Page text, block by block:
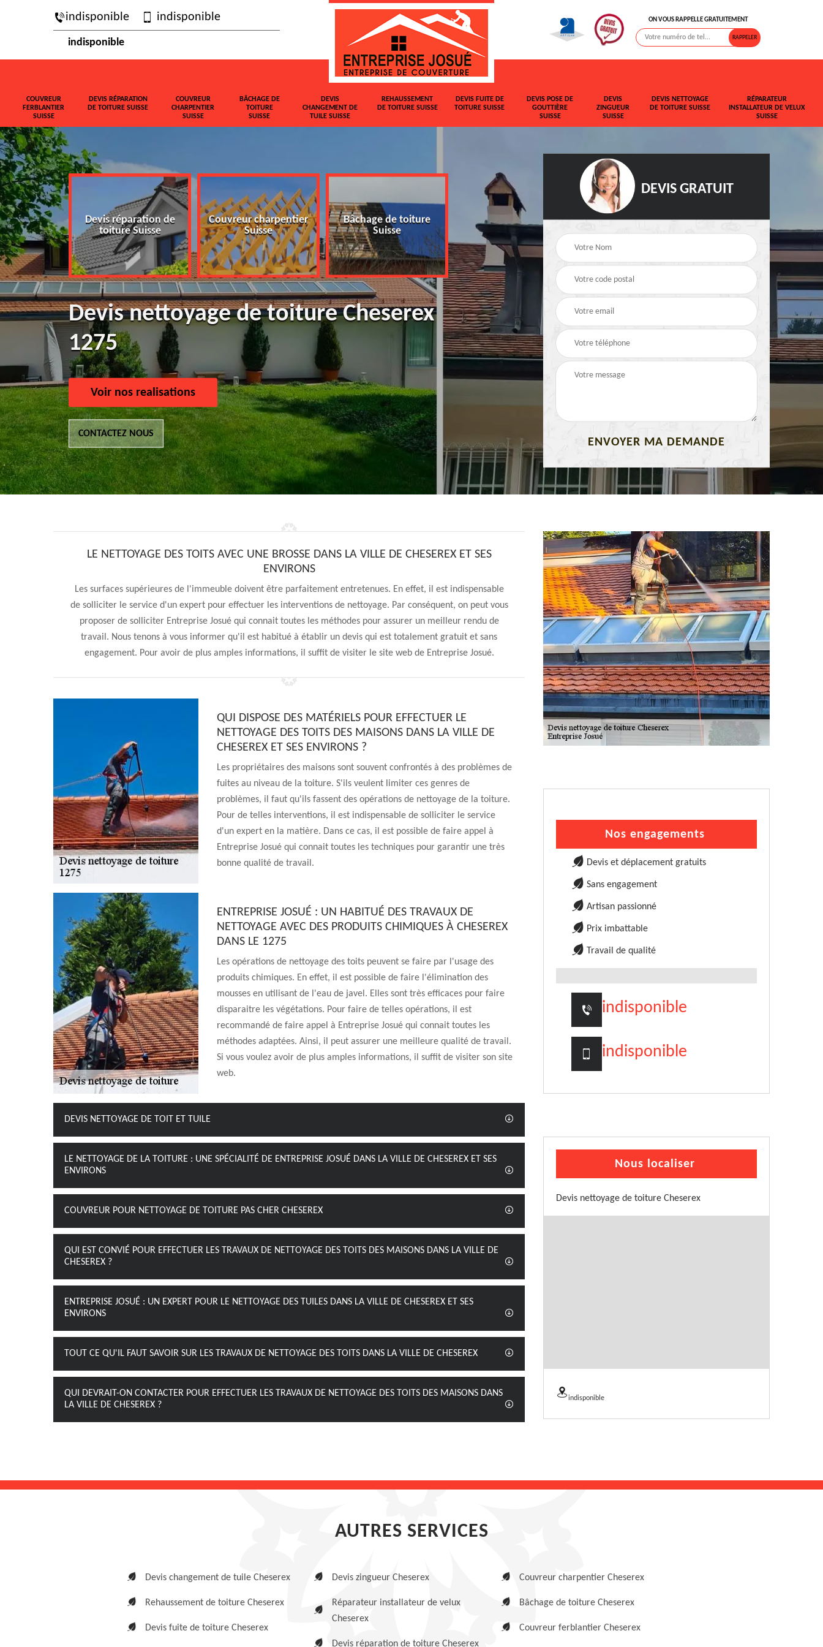
indisponible indisponible
indisponible
ON VOUS RAPPELLE GRATUITEMENT
COUVREUR
FERBLANTIER
SUISSE
DEVIS RÉPARATION
DE TOITURE SUISSE
COUVREUR
CHARPENTIER
SUISSE
BÂCHAGE DE
TOITURE
SUISSE
DEVIS
CHANGEMENT DE
TUILE SUISSE
REHAUSSEMENT
DE TOITURE SUISSE
DEVIS FUITE DE
TOITURE SUISSE
DEVIS POSE DE
GOUTTIÈRE
SUISSE
DEVIS
ZINGUEUR
SUISSE
DEVIS NETTOYAGE
DE TOITURE SUISSE
RÉPARATEUR
INSTALLATEUR DE VELUX
SUISSE
Devis réparation de
toiture Suisse
Couvreur charpentier
Suisse
Bâchage de toiture
Suisse
Devis changement de
tuile Suisse
Rehaussement de
Devis fuite de toiture
Suisse
Devis nettoyage de toiture Cheserex
1275
Voir nos realisations
CONTACTEZ NOUS
DEVIS GRATUIT
LE NETTOYAGE DES TOITS AVEC UNE BROSSE DANS LA VILLE DE CHESEREX ET SES
ENVIRONS
Les surfaces supérieures de l'immeuble doivent être parfaitement entretenues. En effet, il est indispensable
de solliciter le service d'un expert pour effectuer les interventions de nettoyage. Par conséquent, on peut vous
proposer de solliciter Entreprise Josué qui connait toutes les méthodes pour assurer un meilleur rendu de
travail. Nous tenons à vous informer qu'il est habitué à établir un devis qui est totalement gratuit et sans
engagement. Pour avoir de plus amples informations, il suffit de visiter le site web de Entreprise Josué.
QUI DISPOSE DES MATÉRIELS POUR EFFECTUER LE
NETTOYAGE DES TOITS DES MAISONS DANS LA VILLE DE
CHESEREX ET SES ENVIRONS ?
Les propriétaires des maisons sont souvent confrontés à des problèmes de
fuites au niveau de la toiture. S'ils veulent limiter ces genres de
problèmes, il faut qu'ils fassent des opérations de nettoyage de la toiture.
Pour de telles interventions, il est indispensable de solliciter le service
d'un expert en la matière. Dans ce cas, il est possible de faire appel à
Entreprise Josué qui connait toutes les techniques pour garantir une très
bonne qualité de travail.
ENTREPRISE JOSUÉ : UN HABITUÉ DES TRAVAUX DE
NETTOYAGE AVEC DES PRODUITS CHIMIQUES À CHESEREX
DANS LE 1275
Les opérations de nettoyage des toits peuvent se faire par l'usage des
produits chimiques. En effet, il est possible de faire l'élimination des
mousses en utilisant de l'eau de javel. Elles sont très efficaces pour faire
disparaitre les végétations. Pour faire de telles opérations, il est
recommandé de faire appel à Entreprise Josué qui connait toutes les
méthodes adaptées. Ainsi, il peut assurer une meilleure qualité de travail.
Si vous voulez avoir de plus amples informations, il suffit de visiter son site
web.
DEVIS NETTOYAGE DE TOIT ET TUILE
LE NETTOYAGE DE LA TOITURE : UNE SPÉCIALITÉ DE ENTREPRISE JOSUÉ DANS LA VILLE DE CHESEREX ET SES
ENVIRONS
COUVREUR POUR NETTOYAGE DE TOITURE PAS CHER CHESEREX
QUI EST CONVIÉ POUR EFFECTUER LES TRAVAUX DE NETTOYAGE DES TOITS DES MAISONS DANS LA VILLE DE
CHESEREX ?
ENTREPRISE JOSUÉ : UN EXPERT POUR LE NETTOYAGE DES TUILES DANS LA VILLE DE CHESEREX ET SES
ENVIRONS
TOUT CE QU'IL FAUT SAVOIR SUR LES TRAVAUX DE NETTOYAGE DES TOITS DANS LA VILLE DE CHESEREX
QUI DEVRAIT-ON CONTACTER POUR EFFECTUER LES TRAVAUX DE NETTOYAGE DES TOITS DES MAISONS DANS
LA VILLE DE CHESEREX ?
Nos engagements
Devis et déplacement gratuits
Sans engagement
Artisan passionné
Prix imbattable
Travail de qualité
indisponible
indisponible
Nous localiser
Devis nettoyage de toiture Cheserex
indisponible
AUTRES SERVICES
Devis changement de tuile Cheserex
Rehaussement de toiture Cheserex
Devis fuite de toiture Cheserex
Devis zingueur Cheserex
Réparateur installateur de velux
Cheserex
Devis réparation de toiture Cheserex
Couvreur charpentier Cheserex
Bâchage de toiture Cheserex
Couvreur ferblantier Cheserex